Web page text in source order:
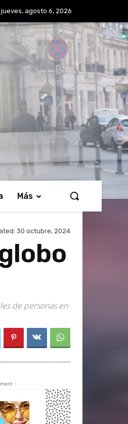
jueves, agosto 6, 2026
Más
30 octubre, 2024
de personas en
-